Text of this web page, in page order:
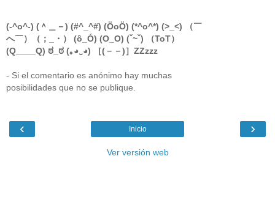
(-^o^-) (＾＿－) (#^_^#) (ÖoÖ) (*^o^*) (>_<) （￣
へ￣）（；_・） (ô_Ó) (O_O) (ˇ~ˇ) （ToT）
(Q____Q) ಠ_ಠ (｡◕‿◕) ［(－－)］ZZzzz
- Si el comentario es anónimo hay muchas
posibilidades que no se publique.
‹ ›
Inicio
Ver versión web